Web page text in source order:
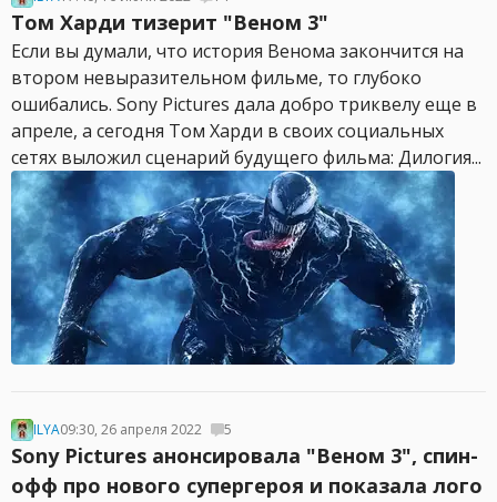
Том Харди тизерит "Веном 3"
Если вы думали, что история Венома закончится на
втором невыразительном фильме, то глубоко
ошибались. Sony Pictures дала добро триквелу еще в
апреле, а сегодня Том Харди в своих социальных
сетях выложил сценарий будущего фильма: Дилогия...
ILYA09:30, 26 апреля 2022 5
Sony Pictures анонсировала "Веном 3", спин-
офф про нового супергероя и показала лого